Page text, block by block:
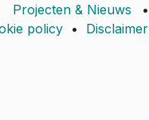
Projecten & Nieuws
•
policy • Disclaimer